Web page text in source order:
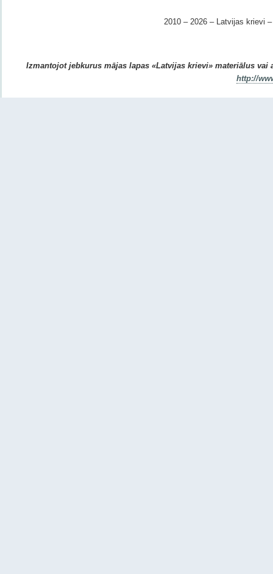
2010 – 2026 – Latvijas krievi –
Izmantojot jebkurus mājas lapas «Latvijas krievi» materiālus
http://